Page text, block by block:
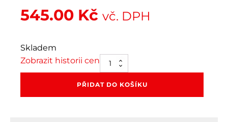
545.00 Kč vč. DPH
Skladem
Zobrazit historii cen Echosline
Argan
maska
PŘIDAT DO KOŠÍKU